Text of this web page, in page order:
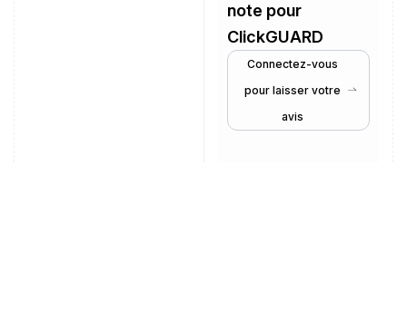
note pour
ClickGUARD
Connectez-vous
pour laisser votre
avis